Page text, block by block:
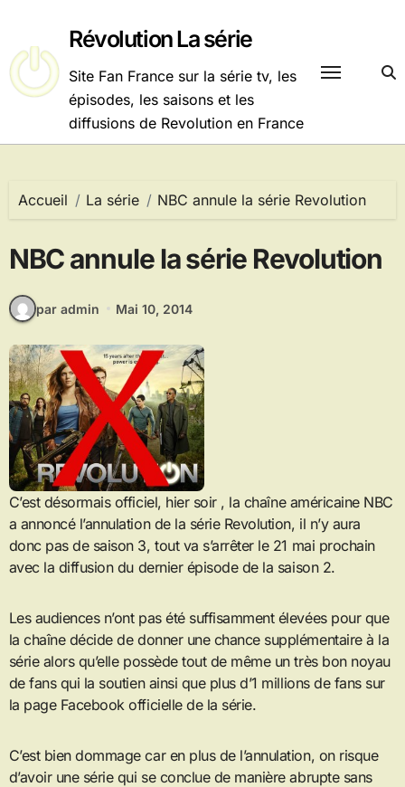
contenu
Révolution La série
Site Fan France sur la série tv, les
épisodes, les saisons et les
diffusions de Revolution en France
Accueil La série NBC annule la série Revolution
NBC annule la série Revolution
par admin Mai 10, 2014
C’est désormais officiel, hier soir , la chaîne américaine NBC
a annoncé l’annulation de la série Revolution, il n’y aura
donc pas de saison 3, tout va s’arrêter le 21 mai prochain
avec la diffusion du dernier épisode de la saison 2.
Les audiences n’ont pas été suffisamment élevées pour que
la chaîne décide de donner une chance supplémentaire à la
série alors qu’elle possède tout de même un très bon noyau
de fans qui la soutien ainsi que plus d’1 millions de fans sur
la page Facebook officielle de la série.
C’est bien dommage car en plus de l’annulation, on risque
d’avoir une série qui se conclue de manière abrupte sans